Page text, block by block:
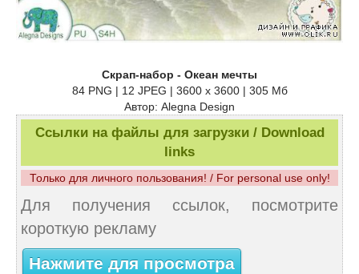
Скрап-набор - Океан мечты
84 PNG | 12 JPEG | 3600 x 3600 | 305 Мб
Автор: Alegna Design
Ссылки на файлы для загрузки / Download
links
Только для личного пользования! / For personal use only!
Для получения ссылок, посмотрите
короткую рекламу
Нажмите для просмотра